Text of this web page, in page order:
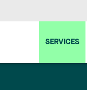
SERVICES